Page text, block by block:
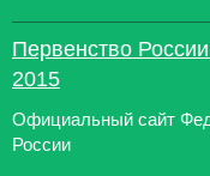
Первенство
2015
Официальный сайт
России